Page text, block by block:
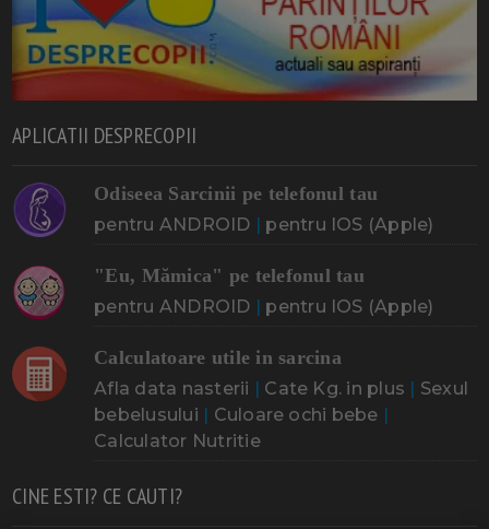
APLICATII DESPRECOPII
Odiseea Sarcinii pe telefonul tau
pentru ANDROID | pentru IOS (Apple)
"Eu, Mămica" pe telefonul tau
pentru ANDROID | pentru IOS (Apple)
Calculatoare utile in sarcina
Afla data nasterii | Cate Kg. in plus | Sexul
bebelusului | Culoare ochi bebe |
Calculator Nutritie
CINE ESTI? CE CAUTI?